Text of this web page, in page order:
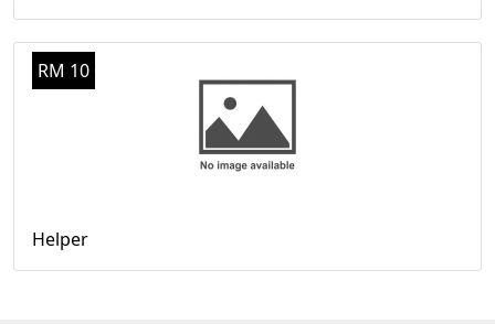
RM 10
Helper